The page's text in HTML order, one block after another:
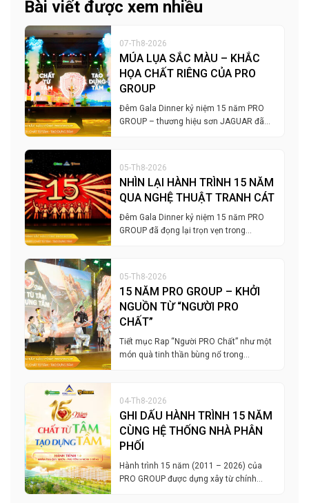
Bài viết được xem nhiều
07-Th8-2026
MÚA LỤA SẮC MÀU – KHẮC
HỌA CHẤT RIÊNG CỦA PRO
GROUP
Đêm Gala Dinner kỷ niệm 15 năm PRO
GROUP – thương hiệu sơn JAGUAR đã…
05-Th8-2026
NHÌN LẠI HÀNH TRÌNH 15 NĂM
QUA NGHỆ THUẬT TRANH CÁT
Đêm Gala Dinner kỷ niệm 15 năm PRO
GROUP đã đọng lại trọn vẹn trong…
05-Th8-2026
15 NĂM PRO GROUP – KHỞI
NGUỒN TỪ “NGƯỜI PRO
CHẤT”
Tiết mục Rap “Người PRO Chất” như một
món quà tinh thần bùng nổ trong…
04-Th8-2026
GHI DẤU HÀNH TRÌNH 15 NĂM
CÙNG HỆ THỐNG NHÀ PHÂN
PHỐI
Hành trình 15 năm (2011 – 2026) của
PRO GROUP được dựng xây từ chính…